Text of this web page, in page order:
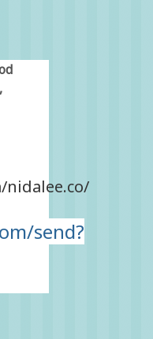
nidalee.co/
send?